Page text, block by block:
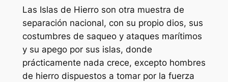
Las Islas de Hierro son otra muestra de
separación nacional, con su propio dios, sus
costumbres de saqueo y ataques marítimos
y su apego por sus islas, donde
prácticamente nada crece, excepto hombres
de hierro dispuestos a tomar por la fuerza